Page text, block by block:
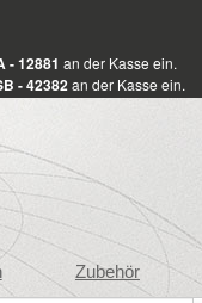
- 12881 an der Kasse ein.
- 42382 an der Kasse ein.
Zubehör